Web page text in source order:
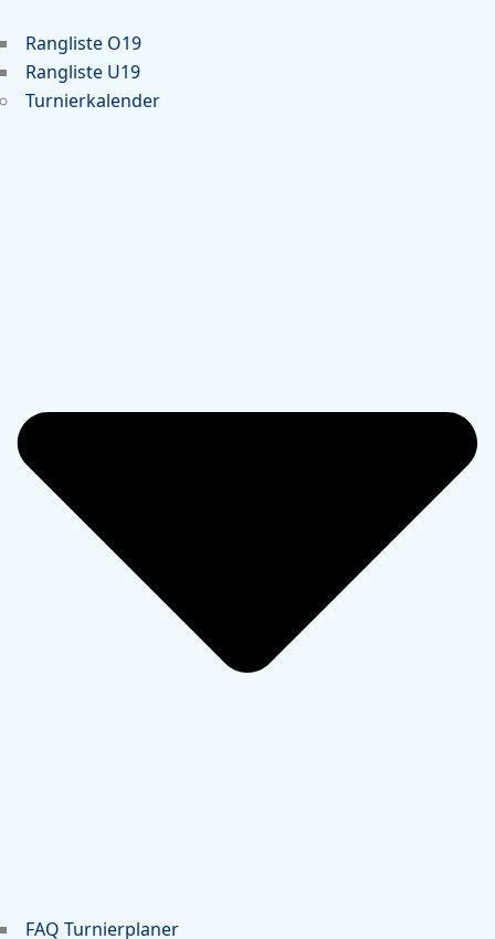
Rangliste O19
Rangliste U19
Turnierkalender
FAQ Turnierplaner